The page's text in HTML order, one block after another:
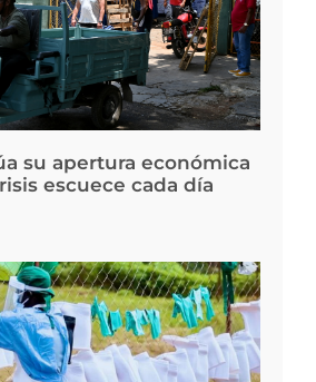
su apertura económica
escuece cada día